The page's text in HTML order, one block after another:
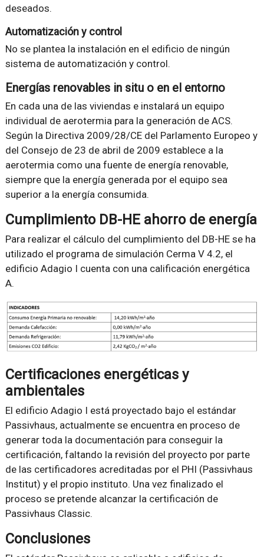
deseados.
Automatización y control
No se plantea la instalación en el edificio de ningún
sistema de automatización y control.
Energías renovables in situ o en el entorno
En cada una de las viviendas e instalará un equipo
individual de aerotermia para la generación de ACS.
Según la Directiva 2009/28/CE del Parlamento Europeo y
del Consejo de 23 de abril de 2009 establece a la
aerotermia como una fuente de energía renovable,
siempre que la energía generada por el equipo sea
superior a la energía consumida.
Cumplimiento DB-HE ahorro de energía
Para realizar el cálculo del cumplimiento del DB-HE se ha
utilizado el programa de simulación Cerma V 4.2, el
edificio Adagio I cuenta con una calificación energética
A.
Certificaciones energéticas y
ambientales
El edificio Adagio I está proyectado bajo el estándar
Passivhaus, actualmente se encuentra en proceso de
generar toda la documentación para conseguir la
certificación, faltando la revisión del proyecto por parte
de las certificadores acreditadas por el PHI (Passivhaus
Institut) y el propio instituto. Una vez finalizado el
proceso se pretende alcanzar la certificación de
Passivhaus Classic.
Conclusiones